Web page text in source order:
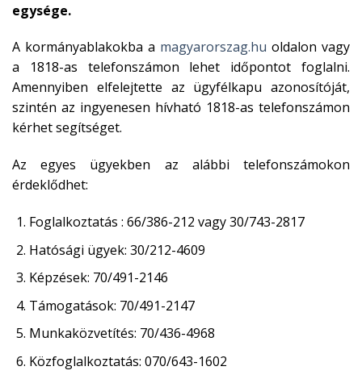
egysége.
A kormányablakokba a magyarorszag.hu oldalon vagy
a 1818-as telefonszámon lehet időpontot foglalni.
Amennyiben elfelejtette az ügyfélkapu azonosítóját,
szintén az ingyenesen hívható 1818-as telefonszámon
kérhet segítséget.
Az egyes ügyekben az alábbi telefonszámokon
érdeklődhet:
Foglalkoztatás : 66/386-212 vagy 30/743-2817
Hatósági ügyek: 30/212-4609
Képzések: 70/491-2146
Támogatások: 70/491-2147
Munkaközvetítés: 70/436-4968
Közfoglalkoztatás: 070/643-1602